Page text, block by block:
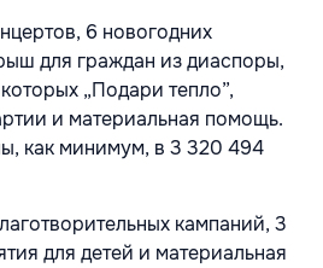
6 новогодних
для граждан из диаспоры,
„Подари тепло”,
и материальная помощь.
как минимум, в 3 320 494
кампаний, 3
для детей и материальная